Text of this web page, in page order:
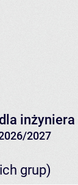
inżyniera
2027
grup)